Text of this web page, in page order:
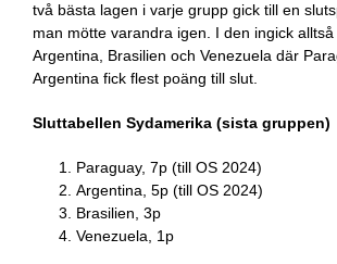
två bästa lagen i varje grupp gick till en
man mötte varandra igen. I den ingick alltså
Argentina, Brasilien och Venezuela där
Argentina fick flest poäng till slut.
Sluttabellen Sydamerika (sista gruppen)
Paraguay, 7p (till OS 2024)
Argentina, 5p (till OS 2024)
Brasilien, 3p
Venezuela, 1p